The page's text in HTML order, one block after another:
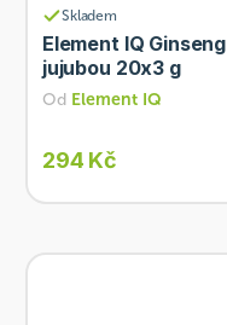
Skladem
Element IQ
jujubou 20x3 g
Od Element IQ
294 Kč